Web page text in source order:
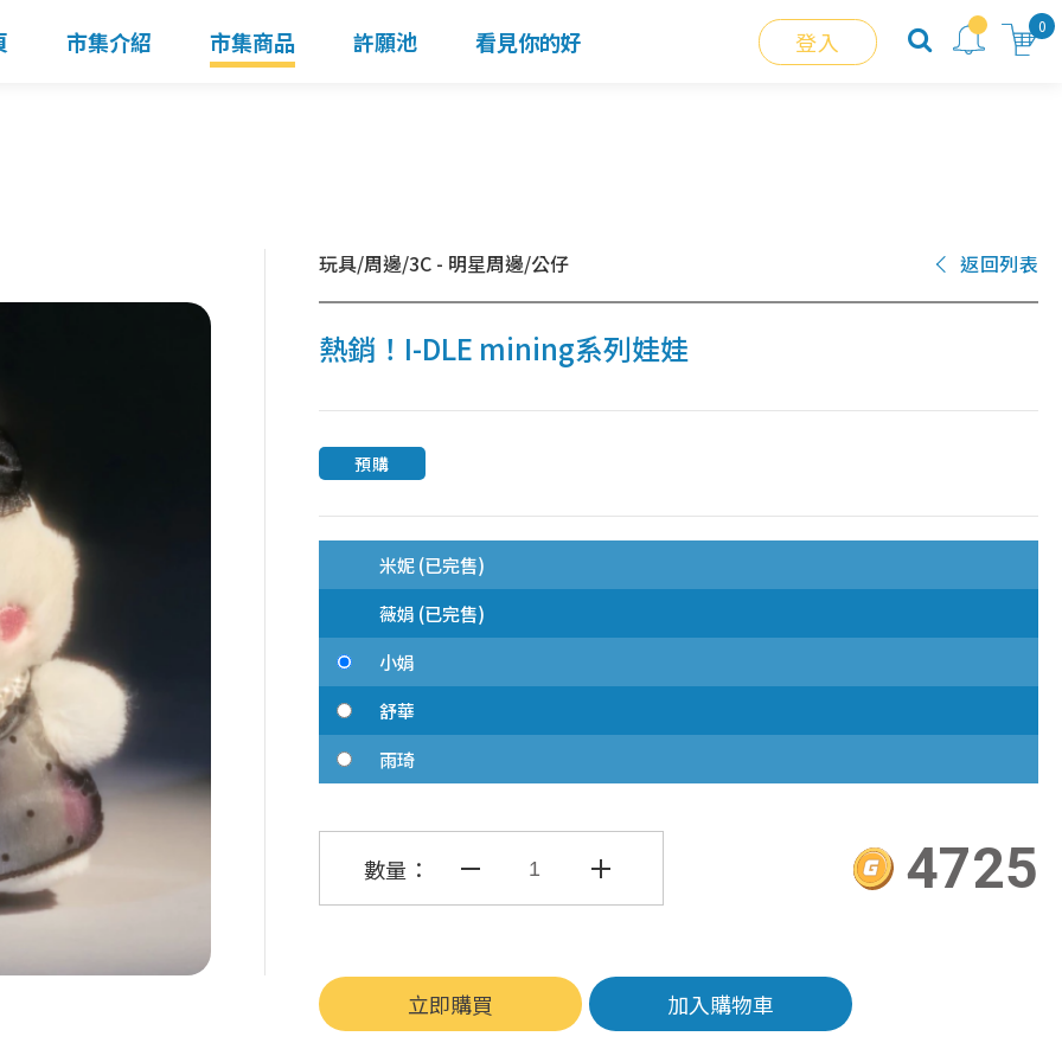
市集介紹 市集商品 許願池 看見你的好 登入
0
玩具/周邊/3C - 明星周邊/公仔 返回列表
熱銷！I-DLE mining系列娃娃
預購
米妮 (已完售)
薇娟 (已完售)
小娟
舒華
雨琦
數量： 4725
立即購買 加入購物車